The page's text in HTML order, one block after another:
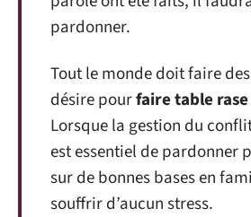
pardonner.
Tout le monde doit faire
désire pourfaire table
Lorsque la gestion du
est essentiel de pardonner
sur de bonnes bases en
souffrir d’aucun stress.